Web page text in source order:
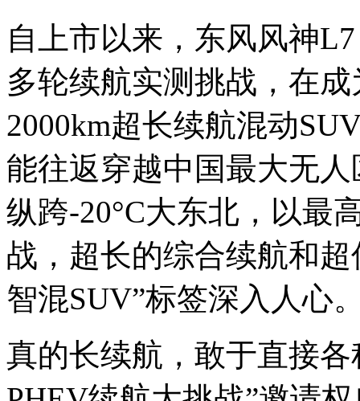
自上市以来，东风风神
多轮续航实测挑战，在
2000km超长续航混动
能往返穿越中国最大无
纵跨-20°C大东北，以最
战，超长的综合续航和
智混SUV”标签深入人心
真的长续航，敢于直接